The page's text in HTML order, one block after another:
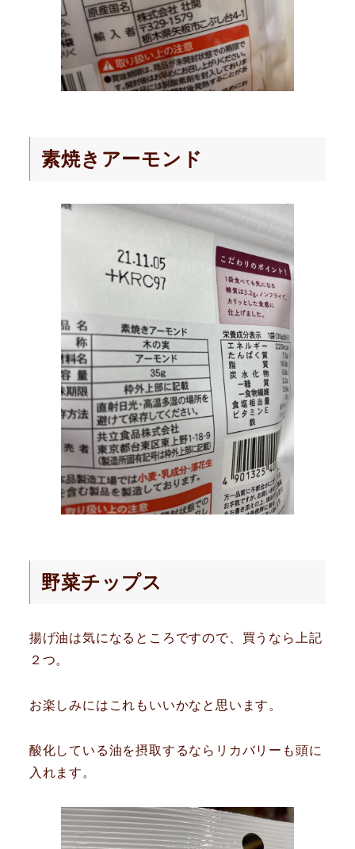
素焼きアーモンド
野菜チップス
揚げ油は気になるところですので、買うなら上記
２つ。
お楽しみにはこれもいいかなと思います。
酸化している油を摂取するならリカバリーも頭に
入れます。